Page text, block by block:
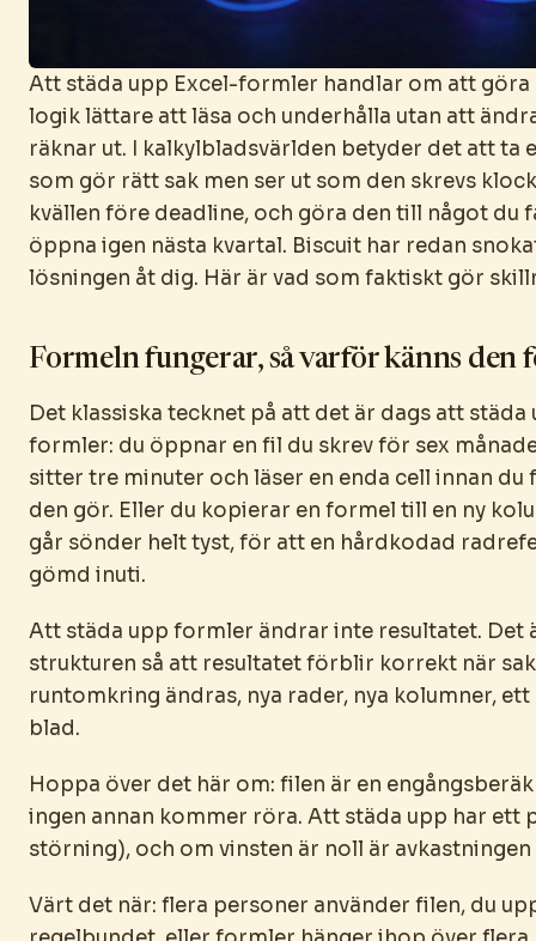
Att städa upp Excel-formler handlar om att
logik lättare att läsa och underhålla utan att
räknar ut. I kalkylbladsvärlden betyder det att ta
som gör rätt sak men ser ut som den skrevs
kvällen före deadline, och göra den till något du
öppna igen nästa kvartal. Biscuit har redan
lösningen åt dig. Här är vad som faktiskt gör
Formeln fungerar, så varför känns den
Det klassiska tecknet på att det är dags att städa
formler: du öppnar en fil du skrev för sex
sitter tre minuter och läser en enda cell innan du
den gör. Eller du kopierar en formel till en ny
går sönder helt tyst, för att en hårdkodad
gömd inuti.
Att städa upp formler ändrar inte resultatet. Det
strukturen så att resultatet förblir korrekt när
runtomkring ändras, nya rader, nya kolumner,
blad.
Hoppa över det här om: filen är en
ingen annan kommer röra. Att städa upp har ett
störning), och om vinsten är noll är avkastningen
Värt det när: flera personer använder filen, du